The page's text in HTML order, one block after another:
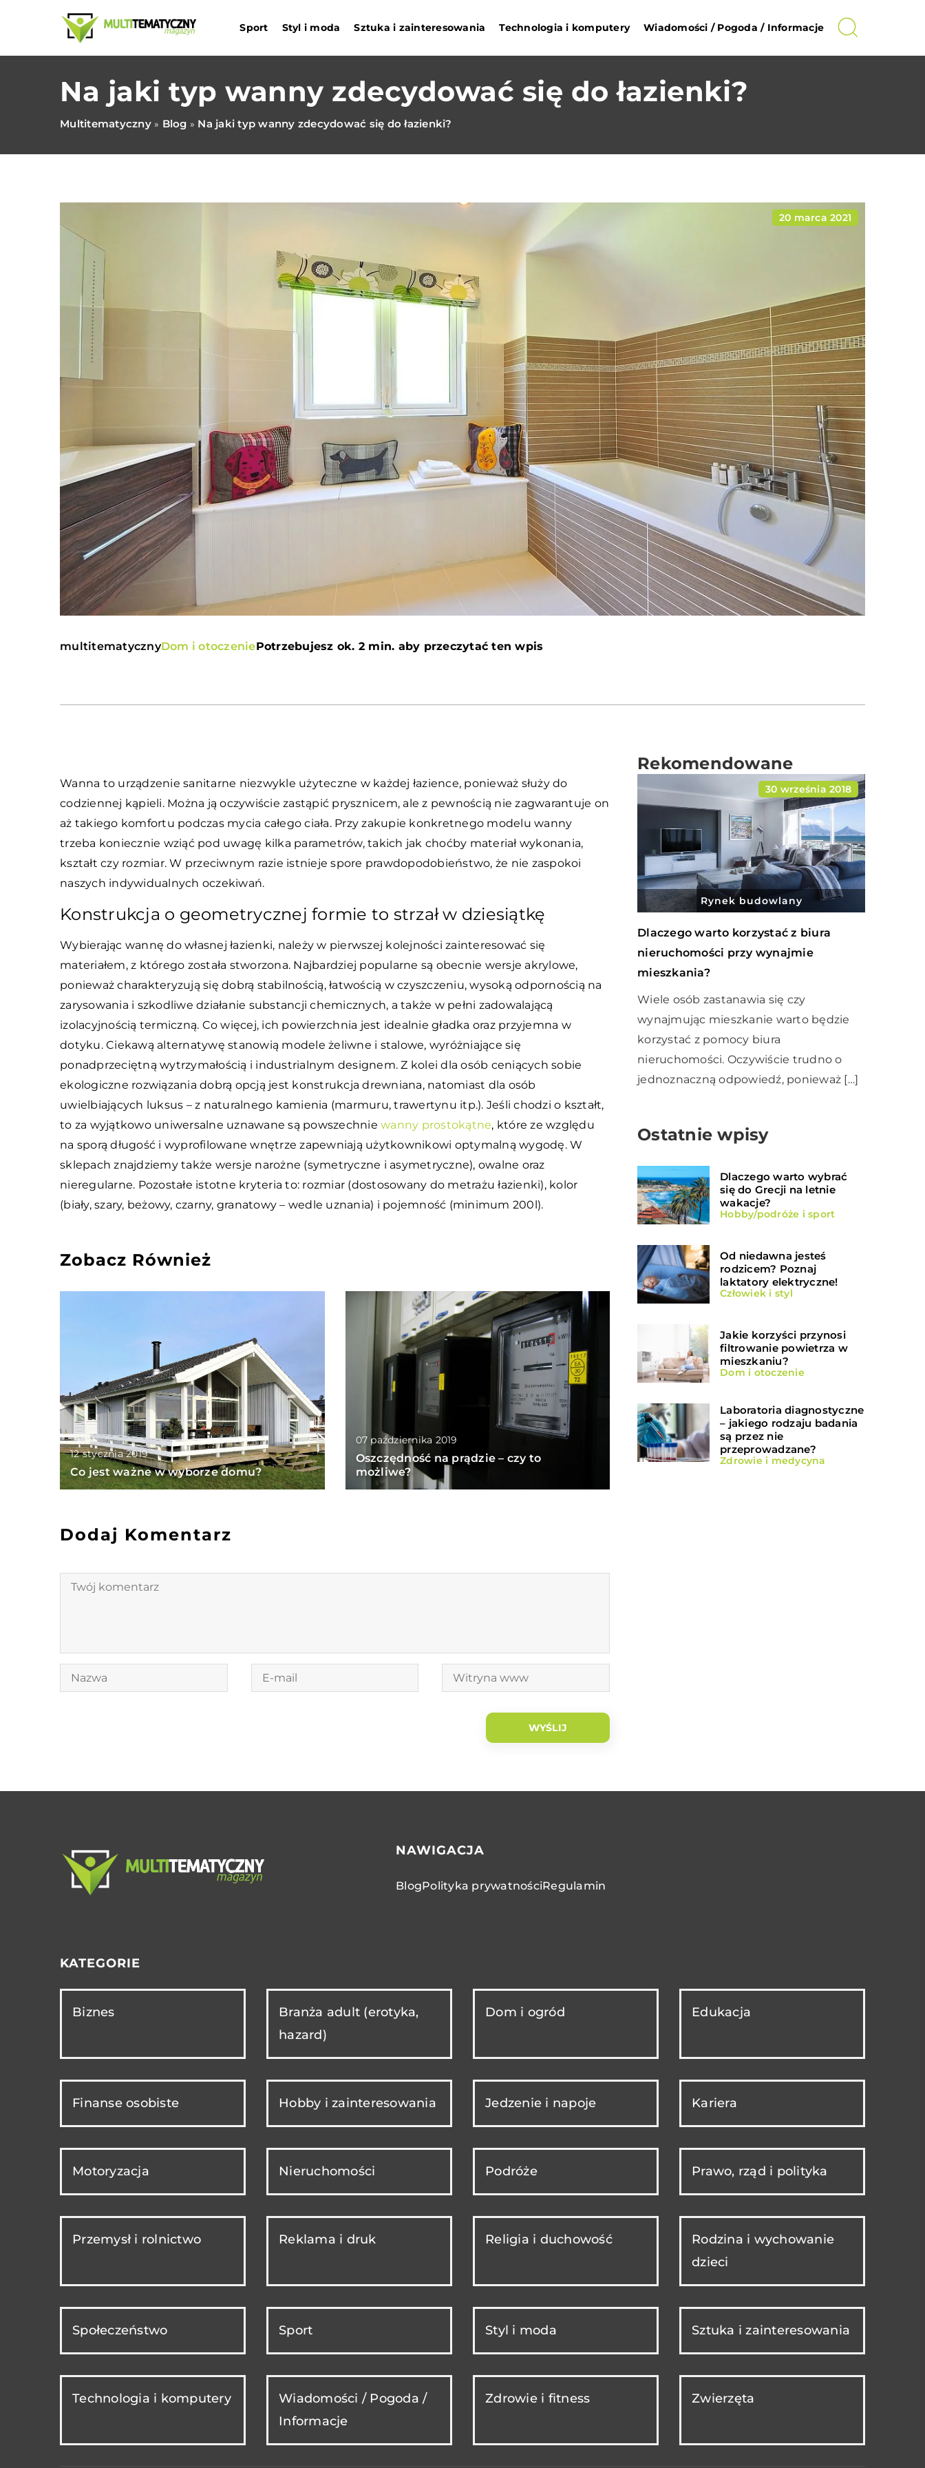
Sport Styl i moda Sztuka i zainteresowania Technologia i komputery Wiadomości / Pogoda / Informacje
Na jaki typ wanny zdecydować się do łazienki?
Multitematyczny» Blog » Na jaki typ wanny zdecydować się do łazienki?
20 marca 2021
multitematycznyDom i otoczeniePotrzebujesz ok. 2 min. aby przeczytać ten wpis
Wanna to urządzenie sanitarne niezwykle użyteczne w każdej łazience, ponieważ służy do
codziennej kąpieli. Można ją oczywiście zastąpić prysznicem, ale z pewnością nie zagwarantuje on
aż takiego komfortu podczas mycia całego ciała. Przy zakupie konkretnego modelu wanny
trzeba koniecznie wziąć pod uwagę kilka parametrów, takich jak choćby materiał wykonania,
kształt czy rozmiar. W przeciwnym razie istnieje spore prawdopodobieństwo, że nie zaspokoi
naszych indywidualnych oczekiwań.
Konstrukcja o geometrycznej formie to strzał w dziesiątkę
Wybierając wannę do własnej łazienki, należy w pierwszej kolejności zainteresować się
materiałem, z którego została stworzona. Najbardziej popularne są obecnie wersje akrylowe,
ponieważ charakteryzują się dobrą stabilnością, łatwością w czyszczeniu, wysoką odpornością na
zarysowania i szkodliwe działanie substancji chemicznych, a także w pełni zadowalającą
izolacyjnością termiczną. Co więcej, ich powierzchnia jest idealnie gładka oraz przyjemna w
dotyku. Ciekawą alternatywę stanowią modele żeliwne i stalowe, wyróżniające się
ponadprzeciętną wytrzymałością i industrialnym designem. Z kolei dla osób ceniących sobie
ekologiczne rozwiązania dobrą opcją jest konstrukcja drewniana, natomiast dla osób
uwielbiających luksus – z naturalnego kamienia (marmuru, trawertynu itp.). Jeśli chodzi o kształt,
to za wyjątkowo uniwersalne uznawane są powszechnie wanny prostokątne, które ze względu
na sporą długość i wyprofilowane wnętrze zapewniają użytkownikowi optymalną wygodę. W
sklepach znajdziemy także wersje narożne (symetryczne i asymetryczne), owalne oraz
nieregularne. Pozostałe istotne kryteria to: rozmiar (dostosowany do metrażu łazienki), kolor
(biały, szary, beżowy, czarny, granatowy – wedle uznania) i pojemność (minimum 200l).
Zobacz Również
12 stycznia 2019
Co jest ważne w wyborze domu?
07 października 2019
Oszczędność na prądzie – czy to
możliwe?
Dodaj Komentarz
Rekomendowane
30 września 2018
Rynek budowlany
Dlaczego warto korzystać z biura
nieruchomości przy wynajmie
mieszkania?
Wiele osób zastanawia się czy
wynajmując mieszkanie warto będzie
korzystać z pomocy biura
nieruchomości. Oczywiście trudno o
jednoznaczną odpowiedź, ponieważ […]
Ostatnie wpisy
Dlaczego warto wybrać
się do Grecji na letnie
wakacje?
Hobby/podróże i sport
Od niedawna jesteś
rodzicem? Poznaj
laktatory elektryczne!
Człowiek i styl
Jakie korzyści przynosi
filtrowanie powietrza w
mieszkaniu?
Dom i otoczenie
Laboratoria diagnostyczne
– jakiego rodzaju badania
są przez nie
przeprowadzane?
Zdrowie i medycyna
NAWIGACJA
BlogPolityka prywatnościRegulamin
KATEGORIE
Biznes
Branża adult (erotyka,
hazard)
Dom i ogród Edukacja
Finanse osobiste Hobby i zainteresowania Jedzenie i napoje Kariera
Motoryzacja Nieruchomości Podróże Prawo, rząd i polityka
Przemysł i rolnictwo Reklama i druk Religia i duchowość
Rodzina i wychowanie
dzieci
Społeczeństwo Sport Styl i moda Sztuka i zainteresowania
Technologia i komputery
Wiadomości / Pogoda /
Informacje
Zdrowie i fitness Zwierzęta